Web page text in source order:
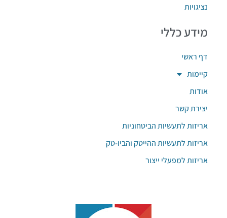
נציגויות
מידע כללי
דף ראשי
קיימות
אודות
יצירת קשר
אריזות לתעשיות הביטחוניות
אריזות לתעשיות ההייטק והביו-טק
אריזות למפעלי ייצור